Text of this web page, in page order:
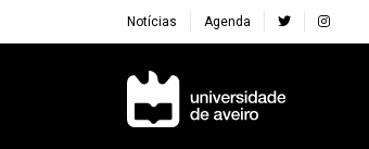
Notícias Agenda
Navegação Principal